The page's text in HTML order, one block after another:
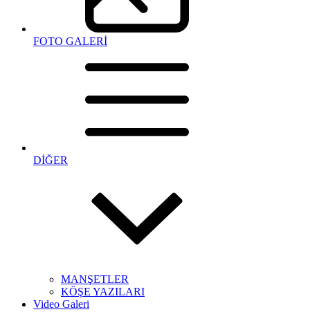
FOTO GALERİ
DİĞER
MANŞETLER
KÖŞE YAZILARI
Video Galeri